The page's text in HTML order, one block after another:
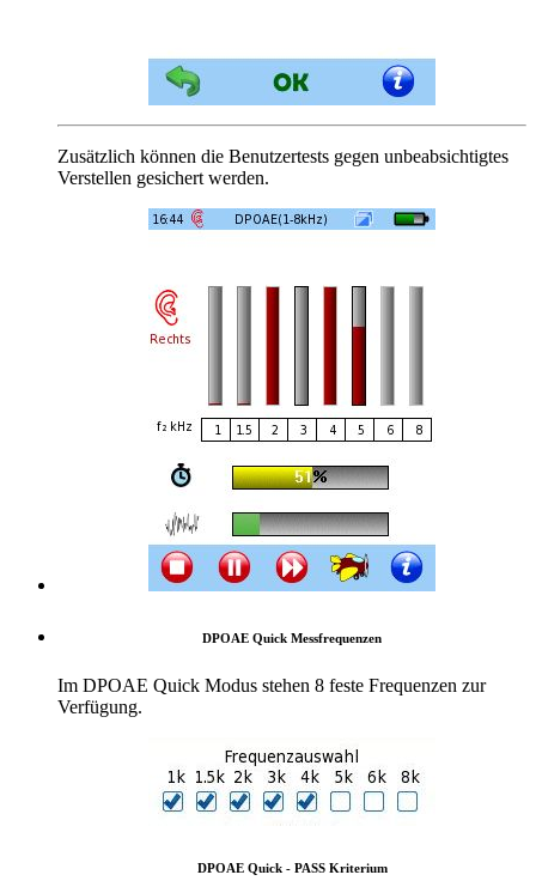
Zusätzlich können die Benutzertests gegen unbeabsichtigtes
Verstellen gesichert werden.
DPOAE Quick Messfrequenzen
Im DPOAE Quick Modus stehen 8 feste Frequenzen zur
Verfügung.
DPOAE Quick - PASS Kriterium